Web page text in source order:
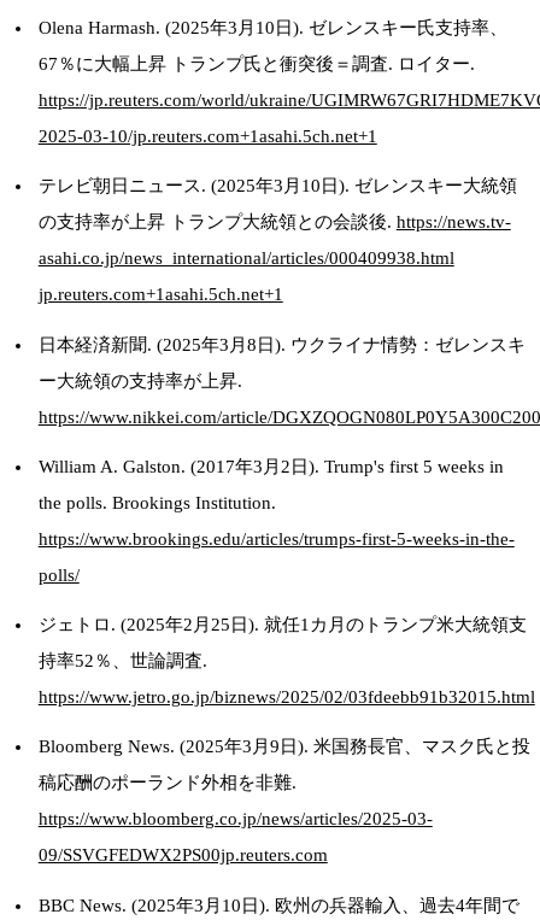
Olena Harmash. (2025年3月10日). ゼレンスキー氏支持率、
67％に大幅上昇 トランプ氏と衝突後＝調査. ロイター.
https://jp.reuters.com/world/ukraine/
2025-03-10/​jp.reuters.com+1asahi.5ch.net+1
テレビ朝日ニュース. (2025年3月10日). ゼレンスキー大統領
の支持率が上昇 トランプ大統領との会談後. https://news.tv-
asahi.co.jp/news_international/articles/000409938.html​
jp.reuters.com+1asahi.5ch.net+1
日本経済新聞. (2025年3月8日). ウクライナ情勢：ゼレンスキ
ー大統領の支持率が上昇.
https://www.nikkei.com/article/
William A. Galston. (2017年3月2日). Trump's first 5 weeks in
the polls. Brookings Institution.
https://www.brookings.edu/articles/trumps-first-5-weeks-in-the-
polls/​
ジェトロ. (2025年2月25日). 就任1カ月のトランプ米大統領支
持率52％、世論調査.
https://www.jetro.go.jp/biznews/2025/02/03fdeebb91b32015.html​
Bloomberg News. (2025年3月9日). 米国務長官、マスク氏と投
稿応酬のポーランド外相を非難.
https://www.bloomberg.co.jp/news/articles/2025-03-
09/SSVGFEDWX2PS00​jp.reuters.com
BBC News. (2025年3月10日). 欧州の兵器輸入、過去4年間で